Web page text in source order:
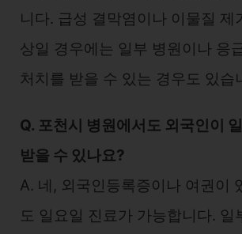
니다. 급성 결막염이나 이물질 제
상일 경우에는 일부 병원이나 응
처치를 받을 수 있는 경우도 있습
Q. 포천시 병원에서도 외국인이
받을 수 있나요?
A. 네, 외국인등록증이나 여권이
도 일요일 진료가 가능합니다. 일